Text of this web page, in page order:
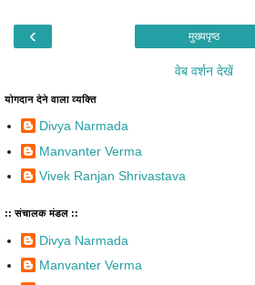
‹ मुख्यपृष्ठ
वेब वर्शन देखें
योगदान देने वाला व्यक्ति
Divya Narmada
Manvanter Verma
Vivek Ranjan Shrivastava
:: संचालक मंडल ::
Divya Narmada
Manvanter Verma